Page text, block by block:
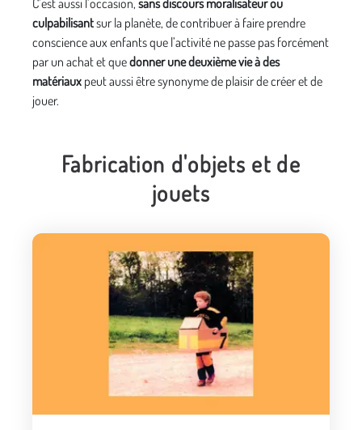
C’est aussi l’occasion, sans discours moralisateur ou
culpabilisantsur la planète, de contribuer à faire prendre
conscience aux enfants que l’activité ne passe pas forcément
par un achat et quedonner une deuxième vie à des
matériaux peut aussi être synonyme de plaisir de créer et de
jouer.
Fabrication d'objets et de
jouets